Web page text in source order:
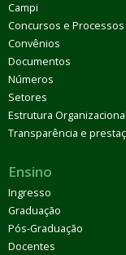
Campi
Concursos e
Convênios
Documentos
Números
Setores
Estrutura
Transparência e
Ensino
Ingresso
Graduação
Pós-Graduação
Docentes